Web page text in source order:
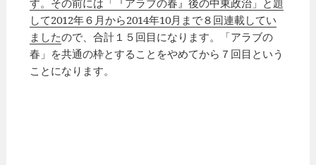
す。その前には「『アラブの春』後の中東政治」と題
して2012年６月から2014年10月まで８回連載してい
ましたので、合計１５回目になります。「アラブの
春」を共通の枠とすることをやめてから７回目という
ことになります。